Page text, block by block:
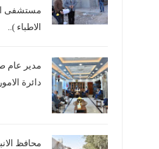
مستشفى
الاطباء )..
مدير عام
دائرة
محافظ